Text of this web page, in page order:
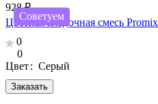
Советуем
928 ₽
Цветная кладочная смесь
0
0
Заказать
Цвет: Серый